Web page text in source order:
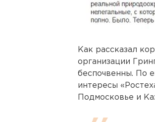
Как рассказал
организации
беспочвенны. По
интересы
Подмосковье и